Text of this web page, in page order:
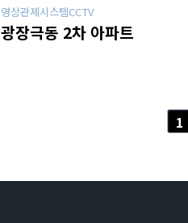
영상관제시스템CCTV
광장극동 2차 아파트
1